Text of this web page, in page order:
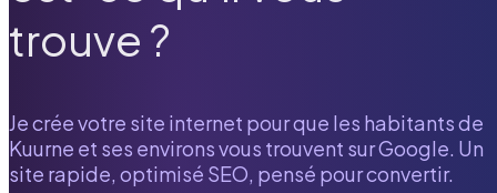
trouve ?
Je crée votre site internet pour que les habitants de
Kuurne et ses environs vous trouvent sur Google. Un
site rapide, optimisé SEO, pensé pour convertir.